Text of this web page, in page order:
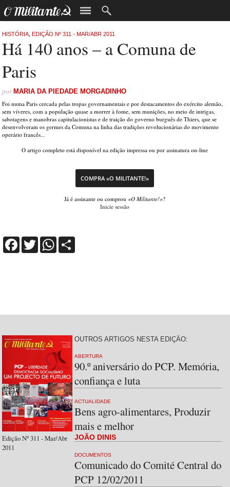
HISTÓRIA ,EDIÇÃO Nº 311 - MAR/ABR 2011
Há 140 anos – a Comuna de
Paris
porMARIA DA PIEDADE MORGADINHO
Foi numa Paris cercada pelas tropas governamentais e por destacamentos do exército alemão,
sem víveres, com a população quase a morrer à fome, sem munições, no meio de intrigas,
sabotagens e manobras capitulacionistas e de traição do governo burguês de Thiers, que se
desenvolveram os germes da Comuna na linha das tradições revolucionárias do movimento
operário francês...
O artigo completo está disponível na edição impressa ou por assinatura on-line
COMPRA «O MILITANTE!»
Já é assinante ou comprou «O Militante!»?
Inicie sessão
FacebookTwitterWhatsApp
Edição Nº 311 - Mar/Abr
2011
OUTROS ARTIGOS NESTA EDIÇÃO:
ABERTURA
90.º aniversário do PCP. Memória,
confiança e luta
ACTUALIDADE
Bens agro-alimentares, Produzir
mais e melhor
JOÃO DINIS
DOCUMENTOS
Comunicado do Comité Central do
PCP 12/02/2011